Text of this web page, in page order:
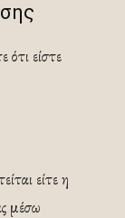
ότι είστε
είτε η
μέσω